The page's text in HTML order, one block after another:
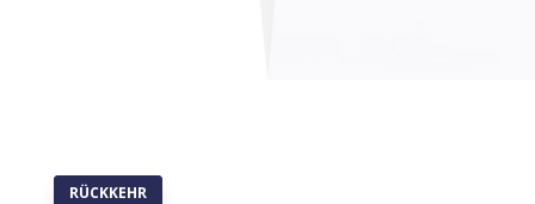
RÜCKKEHR